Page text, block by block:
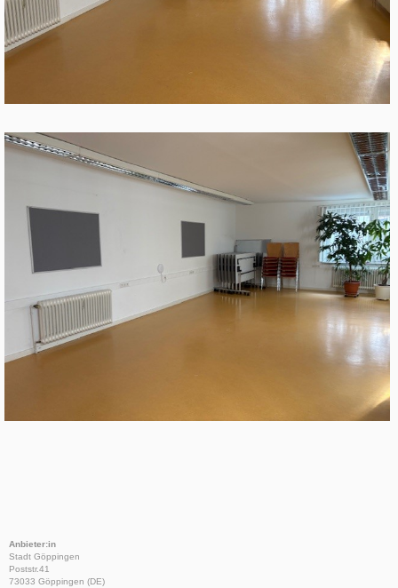
Anbieter:in
Stadt Göppingen
Poststr.41
73033 Göppingen (DE)